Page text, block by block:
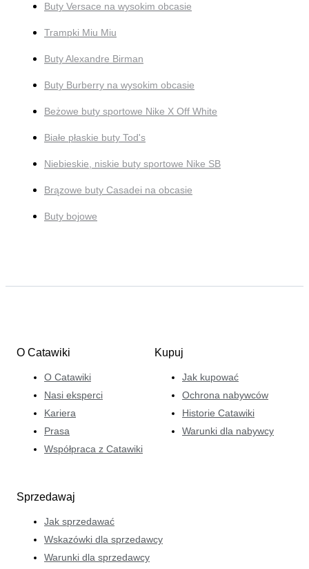
Buty Versace na wysokim obcasie
Trampki Miu Miu
Buty Alexandre Birman
Buty Burberry na wysokim obcasie
Beżowe buty sportowe Nike X Off White
Białe płaskie buty Tod's
Niebieskie, niskie buty sportowe Nike SB
Brązowe buty Casadei na obcasie
Buty bojowe
O Catawiki
O Catawiki
Nasi eksperci
Kariera
Prasa
Współpraca z Catawiki
Kupuj
Jak kupować
Ochrona nabywców
Historie Catawiki
Warunki dla nabywcy
Sprzedawaj
Jak sprzedawać
Wskazówki dla sprzedawcy
Warunki dla sprzedawcy